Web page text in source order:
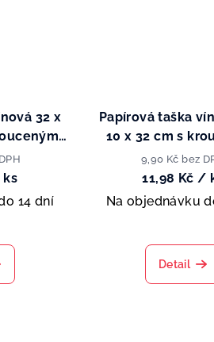
32 x
14 dní
Papírová taška
10 x 32 cm s
papírovým
9,90 Kč bez
11,98 Kč /
Na objednávku
Detail